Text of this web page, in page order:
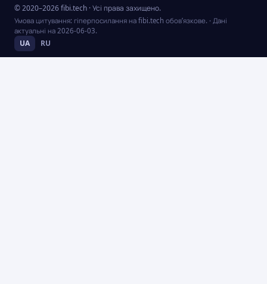
© 2020–2026 fibi.tech · Усі права захищено.
Умова цитування: гіперпосилання на fibi.tech обов’язкове. · Дані
актуальні на 2026-06-03.
UA RU